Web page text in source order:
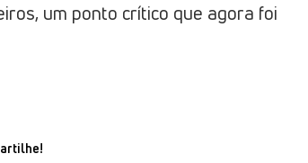
um ponto crítico que agora foi